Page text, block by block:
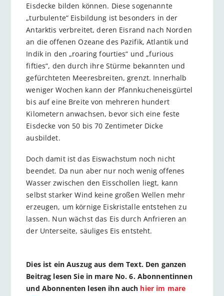
Eisdecke bilden können. Diese sogenannte
„turbulente“ Eisbildung ist besonders in der
Antarktis verbreitet, deren Eisrand nach Norden
an die offenen Ozeane des Pazifik, Atlantik und
Indik in den „roaring fourties“ und „furious
fifties“, den durch ihre Stürme bekannten und
gefürchteten Meeresbreiten, grenzt. Innerhalb
weniger Wochen kann der Pfannkucheneisgürtel
bis auf eine Breite von mehreren hundert
Kilometern anwachsen, bevor sich eine feste
Eisdecke von 50 bis 70 Zentimeter Dicke
ausbildet.
Doch damit ist das Eiswachstum noch nicht
beendet. Da nun aber nur noch wenig offenes
Wasser zwischen den Eisschollen liegt, kann
selbst starker Wind keine großen Wellen mehr
erzeugen, um körnige Eiskristalle entstehen zu
lassen. Nun wächst das Eis durch Anfrieren an
der Unterseite, säuliges Eis entsteht.
Dies ist ein Auszug aus dem Text. Den ganzen
Beitrag lesen Sie in mare No. 6. Abonnentinnen
und Abonnenten lesen ihn auch hier im mare